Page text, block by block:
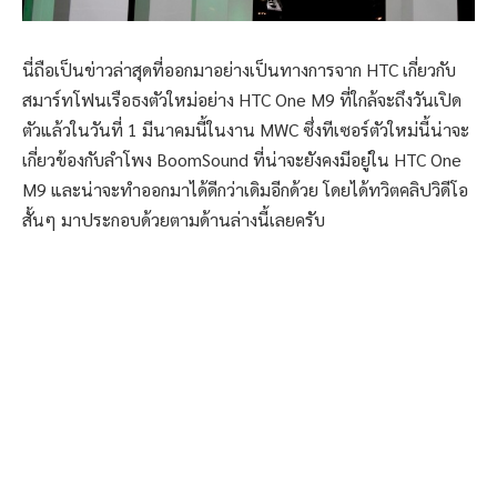
นี่ถือเป็นข่าวล่าสุดที่ออกมาอย่างเป็นทางการจาก HTC เกี่ยวกับ
สมาร์ทโฟนเรือธงตัวใหม่อย่าง HTC One M9 ที่ใกล้จะถึงวันเปิด
ตัวแล้วในวันที่ 1 มีนาคมนี้ในงาน MWC ซึ่งทีเซอร์ตัวใหม่นี้น่าจะ
เกี่ยวข้องกับลำโพง BoomSound ที่น่าจะยังคงมีอยู่ใน HTC One
M9 และน่าจะทำออกมาได้ดีกว่าเดิมอีกด้วย โดยได้ทวิตคลิปวิดีโอ
สั้นๆ มาประกอบด้วยตามด้านล่างนี้เลยครับ